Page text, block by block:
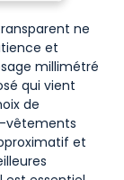
ne
et
millimétré
qui vient
de
vêtements
et